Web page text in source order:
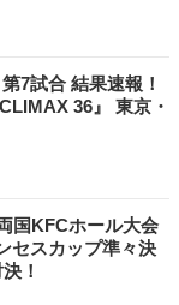
7試合 結果速報！
36』 東京・
国KFCホール大会
セスカップ準々決
！